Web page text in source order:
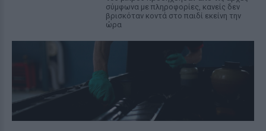
σύμφωνα με πληροφορίες, κανείς δεν
βρισκόταν κοντά στο παιδί εκείνη την
ώρα